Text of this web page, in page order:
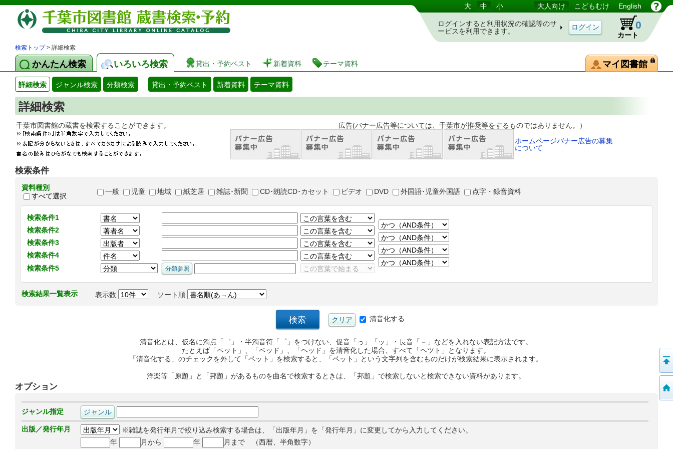
図書館 蔵書検索・予約システム 大 中 小 大人向け こどもむけ English
ログインすると利用状況の確認等のサ
ービスを利用できます。
カート
0
検索トップ> 詳細検索
かんたん検索 いろいろ検索 貸出・予約ベスト 新着資料 テーマ資料 マイ図書館
詳細検索 ジャンル検索 分類検索 貸出・予約ベスト 新着資料 テーマ資料
詳細検索
千葉市図書館の蔵書を検索することができます。 広告(バナー広告等については、千葉市が推奨等をするものではありません。）
ホームページバナー広告の募集
について
検索条件
資料種別
すべて選択
一般 児童 地域 紙芝居 雑誌･新聞 CD･朗読CD･カセット ビデオ DVD 外国語･児童外国語 点字・録音資料
検索条件1
検索条件2
検索条件3
検索条件4
検索条件5
検索結果一覧表示 表示数 ソート順
清音化する
清音化とは、仮名に濁点「゛」・半濁音符「゜」をつけない、促音「っ」「ッ」・長音「－」などを入れない表記方法です。
たとえば「ペット」、「ベッド」、「ヘッド」を清音化した場合、すべて「ヘツト」となります。
「清音化する」のチェックを外して「ペット」を検索すると、「ペット」という文字列を含むものだけが検索結果に表示されます。
洋楽等「原題」と「邦題」があるものを曲名で検索するときは、「邦題」で検索しないと検索できない資料があります。
オプション
ジャンル指定
出版／発行年月
※雑誌を発行年月で絞り込み検索する場合は、「出版年月」を「発行年月」に変更してから入力してください。
年
月から 年 月まで （西暦、半角数字）